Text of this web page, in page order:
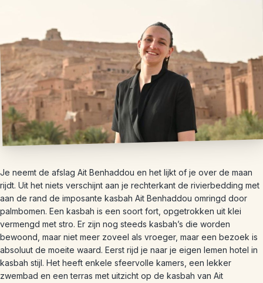
Je neemt de afslag Ait Benhaddou en het lijkt of je over de maan
rijdt. Uit het niets verschijnt aan je rechterkant de rivierbedding met
aan de rand de imposante kasbah Ait Benhaddou omringd door
palmbomen. Een kasbah is een soort fort, opgetrokken uit klei
vermengd met stro. Er zijn nog steeds kasbah’s die worden
bewoond, maar niet meer zoveel als vroeger, maar een bezoek is
absoluut de moeite waard. Eerst rijd je naar je eigen lemen hotel in
kasbah stijl. Het heeft enkele sfeervolle kamers, een lekker
zwembad en een terras met uitzicht op de kasbah van Ait